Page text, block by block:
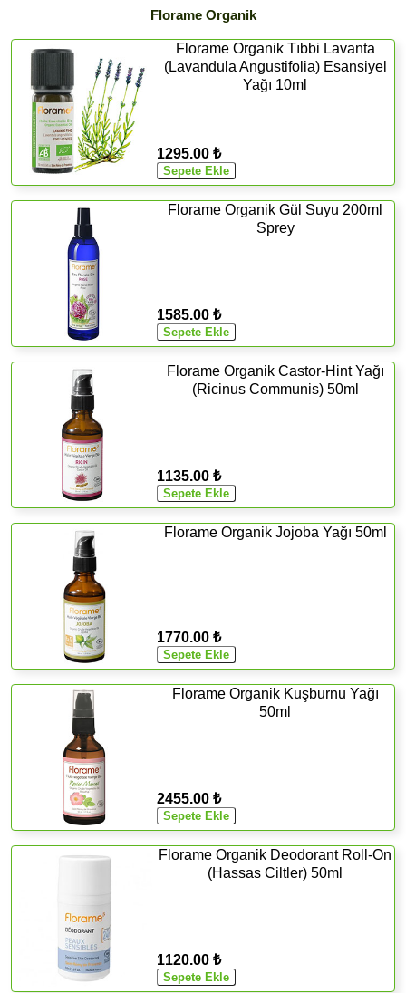
Florame Organik
Florame Organik Tıbbi Lavanta
(Lavandula Angustifolia) Esansiyel
Yağı 10ml
1295.00 ₺
Florame Organik Gül Suyu 200ml
Sprey
1585.00 ₺
Florame Organik Castor-Hint Yağı
(Ricinus Communis) 50ml
1135.00 ₺
Florame Organik Jojoba Yağı 50ml
1770.00 ₺
Florame Organik Kuşburnu Yağı
50ml
2455.00 ₺
Florame Organik Deodorant Roll-On
(Hassas Ciltler) 50ml
1120.00 ₺